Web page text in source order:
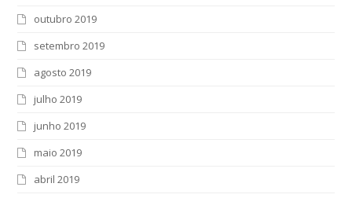
outubro 2019
setembro 2019
agosto 2019
julho 2019
junho 2019
maio 2019
abril 2019